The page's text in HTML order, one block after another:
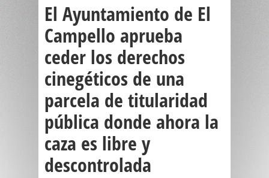
El Ayuntamiento de El
Campello aprueba
ceder los derechos
cinegéticos de una
parcela de titularidad
pública donde ahora la
caza es libre y
descontrolada